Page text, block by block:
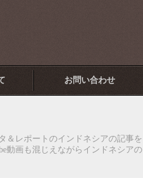
お問い合わせ
＆レポートのインドネシアの記事を
動画も混じえながらインドネシアの